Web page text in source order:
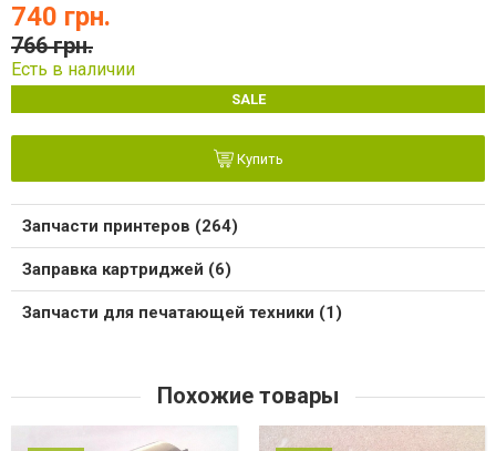
740 грн.
766 грн.
Есть в наличии
SALE
Купить
Запчасти принтеров (264)
Заправка картриджей (6)
Запчасти для печатающей техники (1)
Похожие товары